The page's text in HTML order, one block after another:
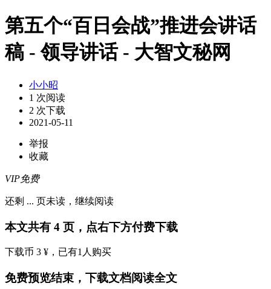
第五个“百日会战”推进会讲话
稿 - 领导讲话 - 大智文秘网
小小昭
1 次阅读
2 次下载
2021-05-11
举报
收藏
VIP免费
还剩 ... 页未读， 继续阅读
本文共有 4 页，点右下方付费下载
下载币 3 ¥ ，已有1 人购买
免费预览结束，下载文档阅读全文